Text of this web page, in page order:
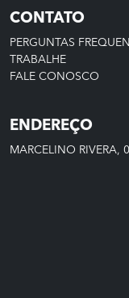
CONTATO
PERGUNTAS
TRABALHE
FALE CONOSCO
ENDEREÇO
MARCELINO RIVERA,